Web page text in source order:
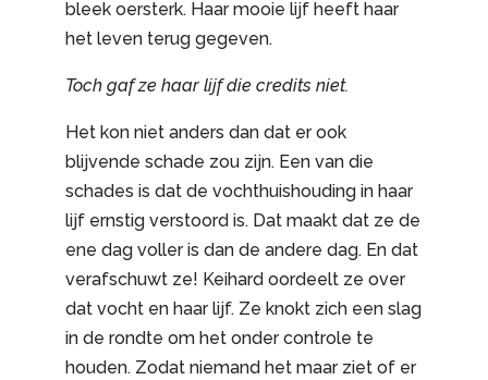
bleek oersterk. Haar mooie lijf heeft haar
het leven terug gegeven.
Toch gaf ze haar lijf die credits niet.
Het kon niet anders dan dat er ook
blijvende schade zou zijn. Een van die
schades is dat de vochthuishouding in haar
lijf ernstig verstoord is. Dat maakt dat ze de
ene dag voller is dan de andere dag. En dat
verafschuwt ze! Keihard oordeelt ze over
dat vocht en haar lijf. Ze knokt zich een slag
in de rondte om het onder controle te
houden. Zodat niemand het maar ziet of er